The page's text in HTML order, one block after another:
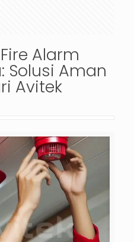
Alarm
Solusi Aman
Avitek